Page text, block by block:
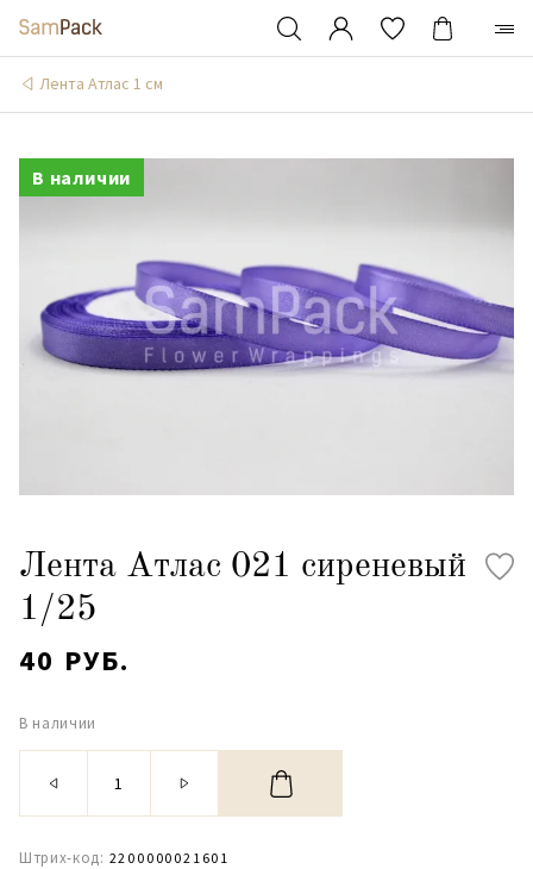
Лента Атлас 1 см
В наличии
Лента Атлас 021 сиреневый
1/25
40 РУБ.
В наличии
Штрих-код: 2200000021601